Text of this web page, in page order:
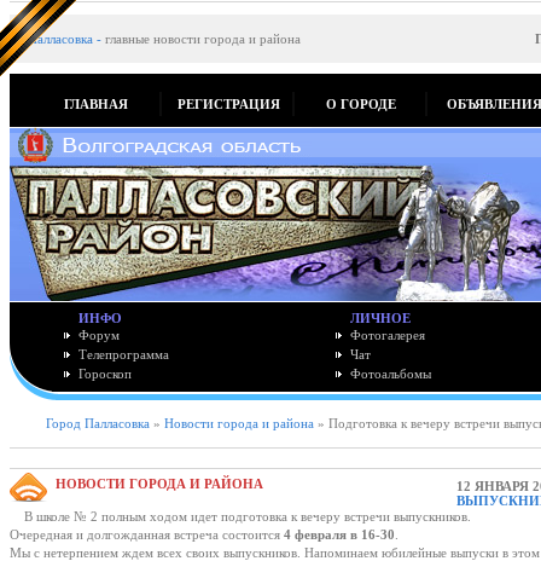
Палласовка - главные новости города и района
ГЛАВНАЯ РЕГИСТРАЦИЯ О ГОРОДЕ ОБЪЯВЛЕНИЯ
ИНФО
Форум
Телепрограмма
Гороскоп
ЛИЧНОЕ
Фотогалерея
Чат
Фотоальбомы
Город Палласовка » Новости города и района » Подготовка к вечеру встречи
НОВОСТИ ГОРОДА И РАЙОНА
12 ЯНВАРЯ
В школе № 2 полным ходом идет подготовка к вечеру встречи выпускников.
Очередная и долгожданная встреча состоится 4 февраля в 16-30
Мы с нетерпением ждем всех своих выпускников. Напоминаем юбилейные выпуски в